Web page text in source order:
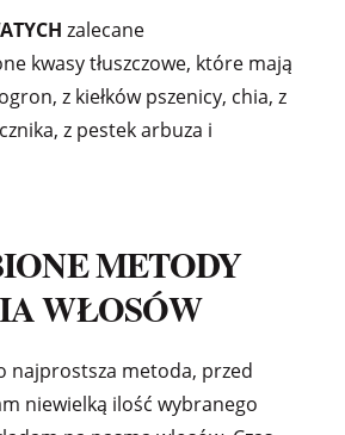
zalecane
kwasy tłuszczowe, które mają
z kiełków pszenicy, chia, z
z pestek arbuza i
METODY
WŁOSÓW
najprostsza metoda, przed
niewielką ilość wybranego